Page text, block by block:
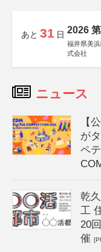
あと 31 日 2026
福井県美
式会社
ニュース
【
が
ペ
乾
工
20
催